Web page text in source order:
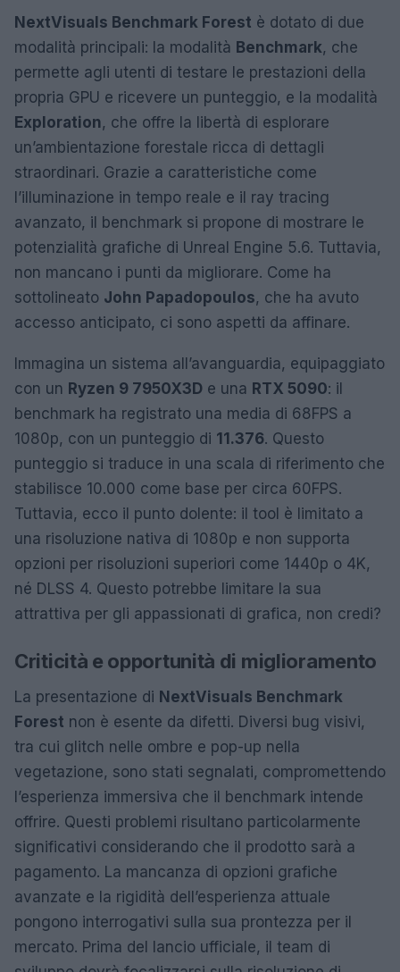
NextVisuals Benchmark Forest è dotato di due
modalità principali: la modalità Benchmark, che
permette agli utenti di testare le prestazioni della
propria GPU e ricevere un punteggio, e la modalità
Exploration, che offre la libertà di esplorare
un’ambientazione forestale ricca di dettagli
straordinari. Grazie a caratteristiche come
l’illuminazione in tempo reale e il ray tracing
avanzato, il benchmark si propone di mostrare le
potenzialità grafiche di Unreal Engine 5.6. Tuttavia,
non mancano i punti da migliorare. Come ha
sottolineato John Papadopoulos, che ha avuto
accesso anticipato, ci sono aspetti da affinare.
Immagina un sistema all’avanguardia, equipaggiato
con un Ryzen 9 7950X3D e una RTX 5090: il
benchmark ha registrato una media di 68FPS a
1080p, con un punteggio di 11.376. Questo
punteggio si traduce in una scala di riferimento che
stabilisce 10.000 come base per circa 60FPS.
Tuttavia, ecco il punto dolente: il tool è limitato a
una risoluzione nativa di 1080p e non supporta
opzioni per risoluzioni superiori come 1440p o 4K,
né DLSS 4. Questo potrebbe limitare la sua
attrattiva per gli appassionati di grafica, non credi?
Criticità e opportunità di miglioramento
La presentazione di NextVisuals Benchmark
Forest non è esente da difetti. Diversi bug visivi,
tra cui glitch nelle ombre e pop-up nella
vegetazione, sono stati segnalati, compromettendo
l’esperienza immersiva che il benchmark intende
offrire. Questi problemi risultano particolarmente
significativi considerando che il prodotto sarà a
pagamento. La mancanza di opzioni grafiche
avanzate e la rigidità dell’esperienza attuale
pongono interrogativi sulla sua prontezza per il
mercato. Prima del lancio ufficiale, il team di